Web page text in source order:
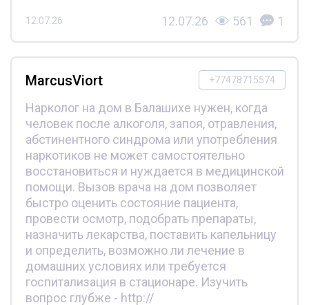
12.07.26 12.07.26 561 1
+77478715574
MarcusViort
Нарколог на дом в Балашихе нужен, когда
человек после алкоголя, запоя, отравления,
абстинентного синдрома или употребления
наркотиков не может самостоятельно
восстановиться и нуждается в медицинской
помощи. Вызов врача на дом позволяет
быстро оценить состояние пациента,
провести осмотр, подобрать препараты,
назначить лекарства, поставить капельницу
и определить, возможно ли лечение в
домашних условиях или требуется
госпитализация в стационаре. Изучить
вопрос глубже - http://